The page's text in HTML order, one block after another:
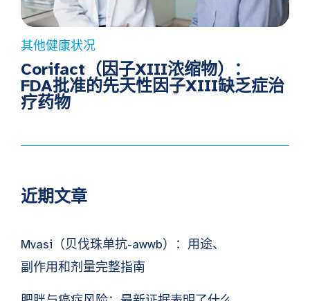
其他健康状况
Corifact（因子XIII浓缩物）：
FDA批准的先天性因子XIII缺乏症治
疗药物
近期文章
Mvasi（贝伐珠单抗-awwb）：用途、
副作用和剂量完整指南